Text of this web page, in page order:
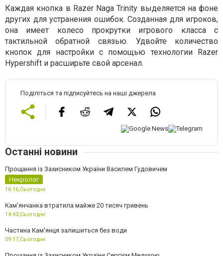
Каждая кнопка в Razer Naga Trinity выделяется на фоне
других для устранения ошибок. Созданная для игроков,
она имеет колесо прокрутки игрового класса с
тактильной обратной связью. Удвойте количество
кнопок для настройки с помощью технологии Razer
Hypershift и расширьте свой арсенал.
Поділіться та підписуйтесь на наші джерела
Останні новини
Прощання із Захисником України Василем Гудовичем
Некролог
16:16,Сьогодні
Камʼянчанка втратила майже 20 тисяч гривень
14:43,Сьогодні
Частина Кам'янця залишиться без води
09:17,Сьогодні